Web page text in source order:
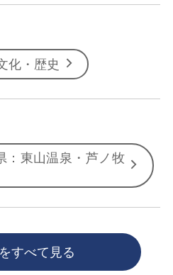
化・歴史
：東山温泉・芦ノ牧
すべて見る